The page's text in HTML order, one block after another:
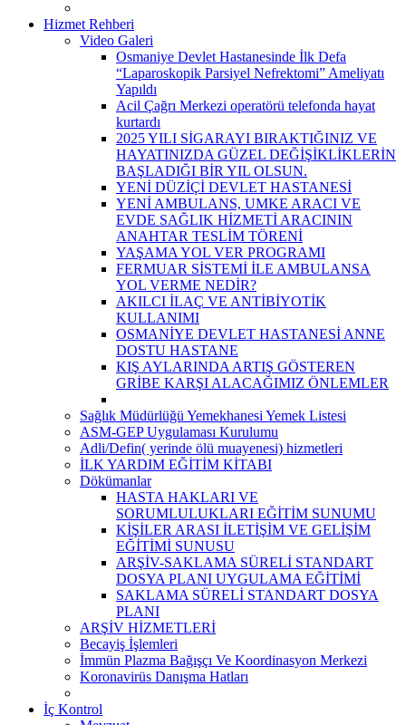
Hizmet Rehberi
Video Galeri
Osmaniye Devlet Hastanesinde İlk Defa
“Laparoskopik Parsiyel Nefrektomi” Ameliyatı
Yapıldı
Acil Çağrı Merkezi operatörü telefonda hayat
kurtardı
2025 YILI SİGARAYI BIRAKTIĞINIZ VE
HAYATINIZDA GÜZEL DEĞİŞİKLİKLERİN
BAŞLADIĞI BİR YIL OLSUN.
YENİ DÜZİÇİ DEVLET HASTANESİ
YENİ AMBULANS, UMKE ARACI VE
EVDE SAĞLIK HİZMETİ ARACININ
ANAHTAR TESLİM TÖRENİ
YAŞAMA YOL VER PROGRAMI
FERMUAR SİSTEMİ İLE AMBULANSA
YOL VERME NEDİR?
AKILCI İLAÇ VE ANTİBİYOTİK
KULLANIMI
OSMANİYE DEVLET HASTANESİ ANNE
DOSTU HASTANE
KIŞ AYLARINDA ARTIŞ GÖSTEREN
GRİBE KARŞI ALACAĞIMIZ ÖNLEMLER
Sağlık Müdürlüğü Yemekhanesi Yemek Listesi
ASM-GEP Uygulaması Kurulumu
Adli/Defin( yerinde ölü muayenesi) hizmetleri
İLK YARDIM EĞİTİM KİTABI
Dökümanlar
HASTA HAKLARI VE
SORUMLULUKLARI EĞİTİM SUNUMU
KİŞİLER ARASI İLETİŞİM VE GELİŞİM
EĞİTİMİ SUNUSU
ARŞİV-SAKLAMA SÜRELİ STANDART
DOSYA PLANI UYGULAMA EĞİTİMİ
SAKLAMA SÜRELİ STANDART DOSYA
PLANI
ARŞİV HİZMETLERİ
Becayiş İşlemleri
İmmün Plazma Bağışçı Ve Koordinasyon Merkezi
Koronavirüs Danışma Hatları
İç Kontrol